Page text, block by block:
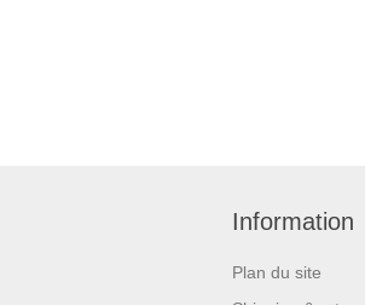
Information
Plan du site